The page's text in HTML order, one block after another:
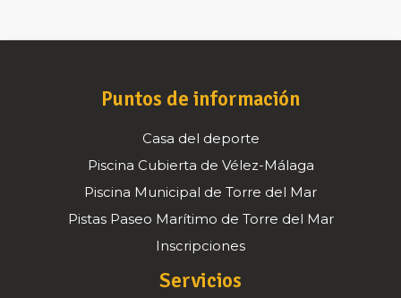
Puntos de información
Casa del deporte
Piscina Cubierta de Vélez-Málaga
Piscina Municipal de Torre del Mar
Pistas Paseo Marítimo de Torre del Mar
Inscripciones
Servicios